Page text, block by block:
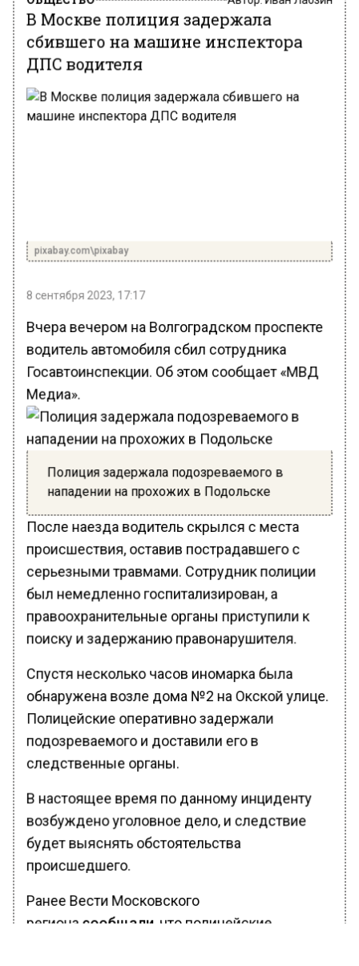
В Москве полиция задержала
сбившего на машине инспектора
ДПС водителя
pixabay.com\pixabay
8 сентября 2023, 17:17
Вчера вечером на Волгоградском проспекте
водитель автомобиля сбил сотрудника
Госавтоинспекции. Об этом сообщает «МВД
Медиа».
Полиция задержала подозреваемого в
нападении на прохожих в Подольске
После наезда водитель скрылся с места
происшествия, оставив пострадавшего с
серьезными травмами. Сотрудник полиции
был немедленно госпитализирован, а
правоохранительные органы приступили к
поиску и задержанию правонарушителя.
Спустя несколько часов иномарка была
обнаружена возле дома №2 на Окской улице.
Полицейские оперативно задержали
подозреваемого и доставили его в
следственные органы.
В настоящее время по данному инциденту
возбуждено уголовное дело, и следствие
будет выяснять обстоятельства
происшедшего.
Ранее Вести Московского
региона сообщали , что полицейские